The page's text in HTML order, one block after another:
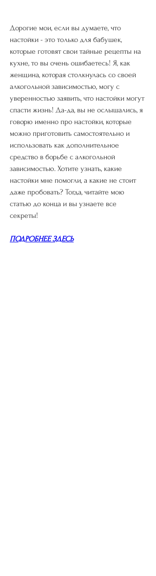
Дорогие мои, если вы думаете, что
настойки - это только для бабушек,
которые готовят свои тайные рецепты на
кухне, то вы очень ошибаетесь! Я, как
женщина, которая столкнулась со своей
алкогольной зависимостью, могу с
уверенностью заявить, что настойки могут
спасти жизнь! Да-да, вы не ослышались, я
говорю именно про настойки, которые
можно приготовить самостоятельно и
использовать как дополнительное
средство в борьбе с алкогольной
зависимостью. Хотите узнать, какие
настойки мне помогли, а какие не стоит
даже пробовать? Тогда, читайте мою
статью до конца и вы узнаете все
секреты!
ПОДРОБНЕЕ ЗДЕСЬ